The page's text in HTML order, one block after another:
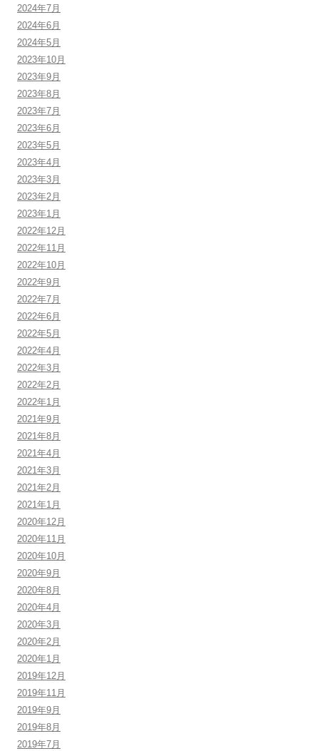
2024年7月
2024年6月
2024年5月
2023年10月
2023年9月
2023年8月
2023年7月
2023年6月
2023年5月
2023年4月
2023年3月
2023年2月
2023年1月
2022年12月
2022年11月
2022年10月
2022年9月
2022年7月
2022年6月
2022年5月
2022年4月
2022年3月
2022年2月
2022年1月
2021年9月
2021年8月
2021年4月
2021年3月
2021年2月
2021年1月
2020年12月
2020年11月
2020年10月
2020年9月
2020年8月
2020年4月
2020年3月
2020年2月
2020年1月
2019年12月
2019年11月
2019年9月
2019年8月
2019年7月